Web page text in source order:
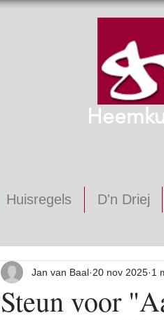
Steun voor
Jan van Baal 20 nov 2025 1
Huisregels D'n Driej